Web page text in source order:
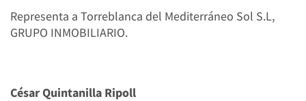
Representa a Torreblanca del Mediterráneo Sol S.L,
GRUPO INMOBILIARIO.
César Quintanilla Ripoll